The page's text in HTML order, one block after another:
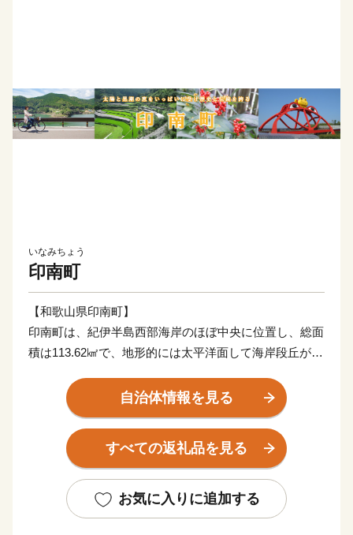
いなみちょう
印南町
【和歌山県印南町】
印南町は、紀伊半島西部海岸のほぼ中央に位置し、総面
積は113.62㎢で、地形的には太平洋面して海岸段丘が広
峰などの山々が連なっています。
また、三ヶ峰付近からは切目川が流れ、印南原付近から
は印南川が町の中心部を流れて太平洋に注いでいます。
印南町は歴史も古く、数々の伝説や言伝えを残す歴史遺
産が町内に多く点在するなど、観光面でも魅力を秘めた
自治体情報を見る
すべての返礼品を見る
お気に入りに追加する